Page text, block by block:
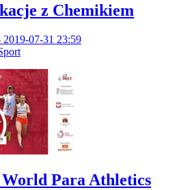
z Chemikiem
2019-07-31 23:59
Para Athletics